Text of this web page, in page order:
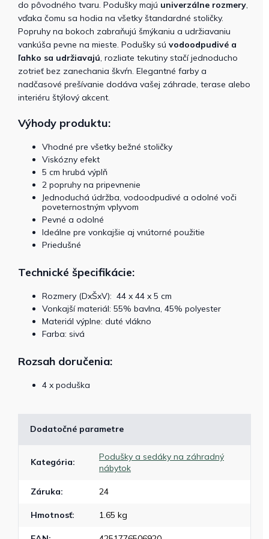
do pôvodného tvaru. Podušky majú univerzálne rozmery
vďaka čomu sa hodia na všetky štandardné stoličky.
Popruhy na bokoch zabraňujú šmýkaniu a udržiavaniu
vankúša pevne na mieste. Podušky sú vodoodpudivé a
ľahko sa udržiavajú , rozliate tekutiny stačí jednoducho
zotrieť bez zanechania škvŕn. Elegantné farby a
nadčasové prešívanie dodáva vašej záhrade, terase alebo
interiéru štýlový akcent.
Výhody produktu:
Vhodné pre všetky bežné stoličky
Viskózny efekt
5 cm hrubá výplň
2 popruhy na pripevnenie
Jednoduchá údržba, vodoodpudivé a odolné voči
poveternostným vplyvom
Pevné a odolné
Ideálne pre vonkajšie aj vnútorné použitie
Priedušné
Technické špecifikácie:
Rozmery (DxŠxV): 44 x 44 x 5 cm
Vonkajší materiál: 55% bavlna, 45% polyester
Materiál výplne: duté vlákno
Farba: sivá
Rozsah doručenia:
4 x poduška
Dodatočné parametre
Kategória:
Podušky a sedáky na záhradný
nábytok
Záruka: 24
Hmotnosť: 1.65 kg